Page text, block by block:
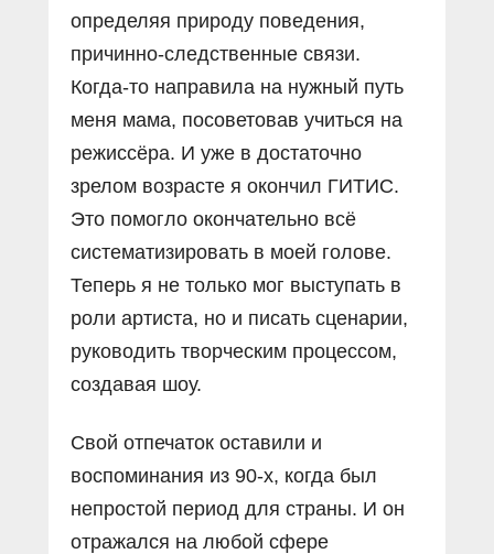
определяя природу поведения,
причинно-следственные связи.
Когда-то направила на нужный путь
меня мама, посоветовав учиться на
режиссёра. И уже в достаточно
зрелом возрасте я окончил ГИТИС.
Это помогло окончательно всё
систематизировать в моей голове.
Теперь я не только мог выступать в
роли артиста, но и писать сценарии,
руководить творческим процессом,
создавая шоу.
Свой отпечаток оставили и
воспоминания из 90-х, когда был
непростой период для страны. И он
отражался на любой сфере